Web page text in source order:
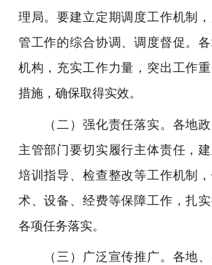
理局。要建立定期调度工作机制
管工作的综合协调、调度督促。
机构，充实工作力量，突出工作
措施，确保取得实效。
（二）强化责任落实。各地政
主管部门要切实履行主体责任，建
培训指导、检查整改等工作机制
术、设备、经费等保障工作，扎
各项任务落实。
（三）广泛宣传推广。各地、